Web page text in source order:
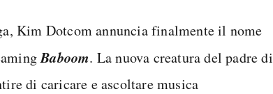
Kim Dotcom annuncia finalmente il nome
Baboom. La nuova creatura del padre di
di caricare e ascoltare musica